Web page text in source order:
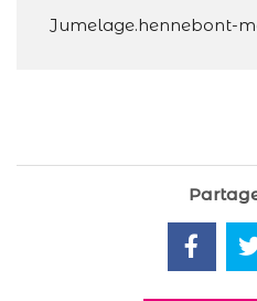
Jumelage.hennebont-